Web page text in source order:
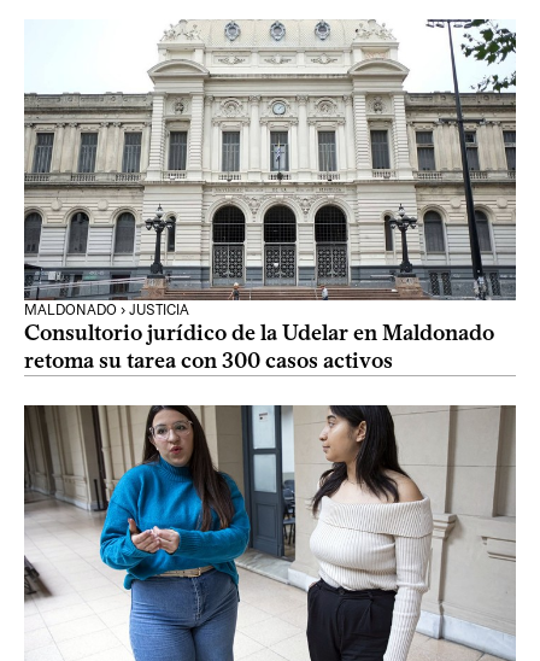
MALDONADO › JUSTICIA
Consultorio jurídico de la Udelar en Maldonado
retoma su tarea con 300 casos activos